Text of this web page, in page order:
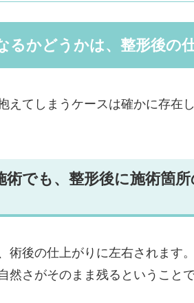
るかどうかは、整形後の
えてしまうケースは確かに存在
術でも、整形後に施術箇
術後の仕上がりに左右されます
然さがそのまま残るということで